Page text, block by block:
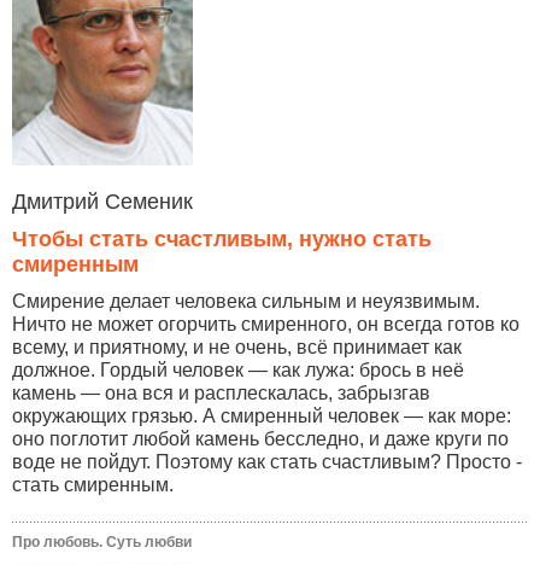
Дмитрий Семеник
Чтобы стать счастливым, нужно стать
смиренным
Смирение делает человека сильным и неуязвимым.
Ничто не может огорчить смиренного, он всегда готов ко
всему, и приятному, и не очень, всё принимает как
должное. Гордый человек — как лужа: брось в неё
камень — она вся и расплескалась, забрызгав
окружающих грязью. А смиренный человек — как море:
оно поглотит любой камень бесследно, и даже круги по
воде не пойдут. Поэтому как стать счастливым? Просто -
стать смиренным.
Про любовь. Суть любви